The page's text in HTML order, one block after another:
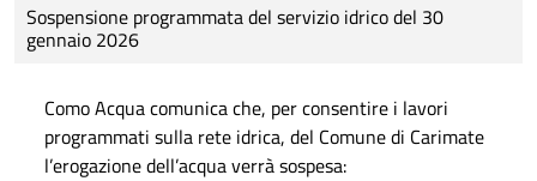
Sospensione programmata del servizio idrico del 30
gennaio 2026
Como Acqua comunica che, per consentire i lavori
programmati sulla rete idrica, del Comune di Carimate
l’erogazione dell’acqua verrà sospesa: